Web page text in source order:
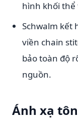
hình khối
Schwalm kết
viền chain
bảo toàn độ
nguồn.
Ánh xạ